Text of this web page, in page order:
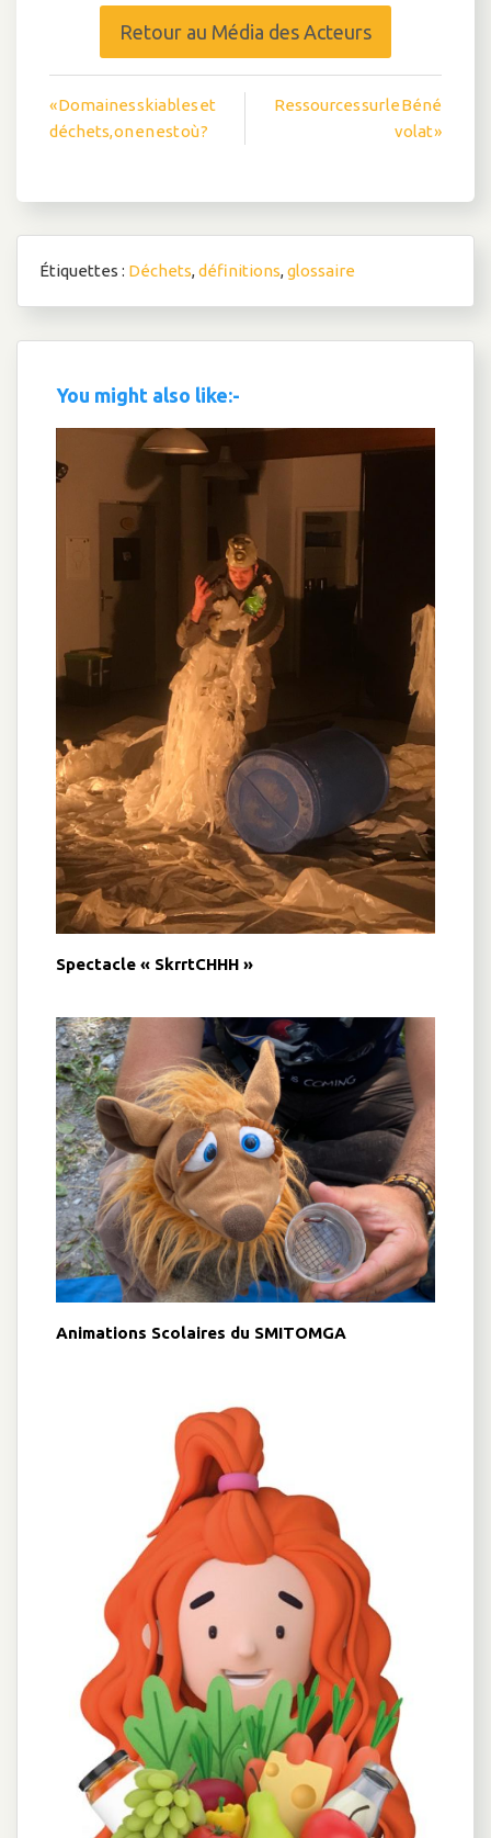
Retour au Média des Acteurs
Navigation
de
« Domaines skiables et
déchets, on en est où ?
Ressources sur le Béné
volat »
Étiquettes : Déchets,définitions,glossaire
You might also like:-
Spectacle « SkrrtCHHH »
Animations Scolaires du SMITOMGA